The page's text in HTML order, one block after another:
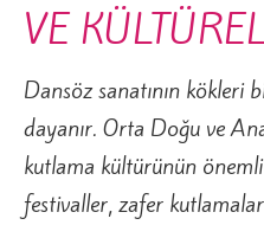
VE
Dansöz sanatının kökleri
dayanır. Orta Doğu ve
kutlama kültürünün
festivaller, zafer